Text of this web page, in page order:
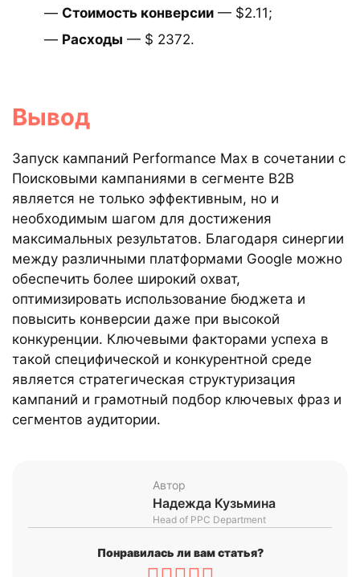
— Стоимость конверсии — $2.11;
— Расходы — $ 2372.
Вывод
Запуск кампаний Performance Max в сочетании с
Поисковыми кампаниями в сегменте B2B
является не только эффективным, но и
необходимым шагом для достижения
максимальных результатов. Благодаря синергии
между различными платформами Google можно
обеспечить более широкий охват,
оптимизировать использование бюджета и
повысить конверсии даже при высокой
конкуренции. Ключевыми факторами успеха в
такой специфической и конкурентной среде
является стратегическая структуризация
кампаний и грамотный подбор ключевых фраз и
сегментов аудитории.
Автор
Надежда Кузьмина
Head of PРС Department
Понравилась ли вам статья?